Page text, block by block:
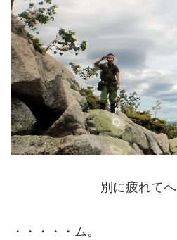
別に疲れて
・・・・・ム。